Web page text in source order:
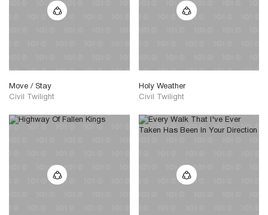
Move / Stay
Civil Twilight
Holy Weather
Civil Twilight